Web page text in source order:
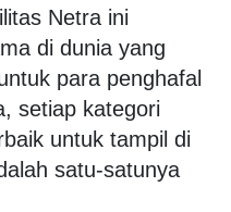
Netra ini
di dunia yang
para penghafal
setiap kategori
untuk tampil di
satu-satunya